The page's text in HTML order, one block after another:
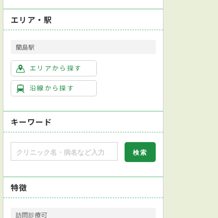
エリア・駅
蘭島駅
エリアから探す
沿線から探す
キーワード
特徴
訪問診療可